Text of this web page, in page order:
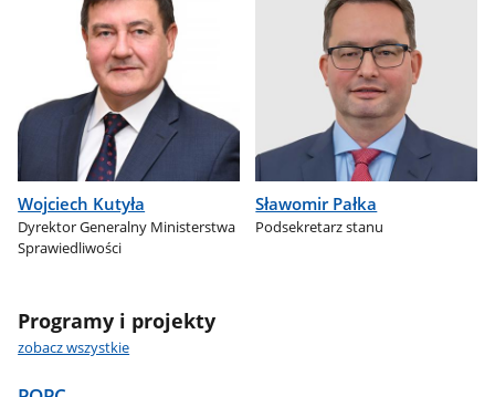
Wojciech Kutyła
Dyrektor Generalny Ministerstwa
Sprawiedliwości
Sławomir Pałka
Podsekretarz stanu
Programy i projekty
zobacz wszystkie